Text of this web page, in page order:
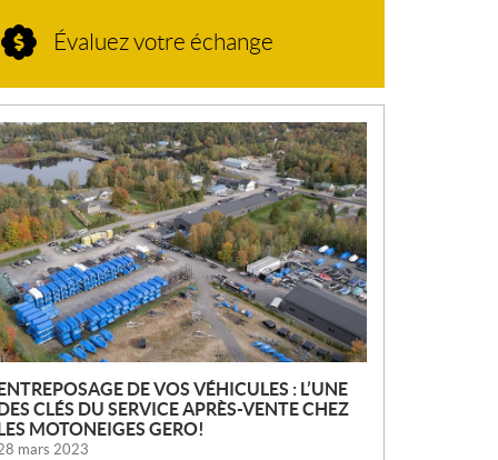
Évaluez votre échange
ENTREPOSAGE DE VOS VÉHICULES : L’UNE
DES CLÉS DU SERVICE APRÈS-VENTE CHEZ
LES MOTONEIGES GERO!
mars 2023